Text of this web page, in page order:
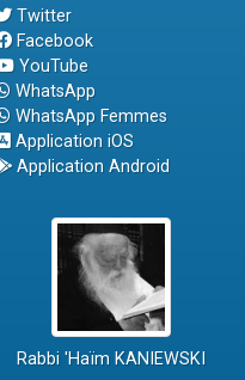
Twitter
Facebook
YouTube
WhatsApp
WhatsApp Femmes
Application iOS
Application Android
Rabbi 'Haïm KANIEWSKI